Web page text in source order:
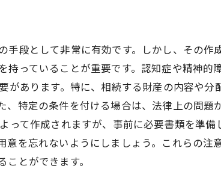
段として非常に有効です。しかし、その
っていることが重要です。認知症や精神
があります。特に、相続する財産の内容や
特定の条件を付ける場合は、法律上の問
って作成されますが、事前に必要書類を準
を忘れないようにしましょう。これらの
とができます。